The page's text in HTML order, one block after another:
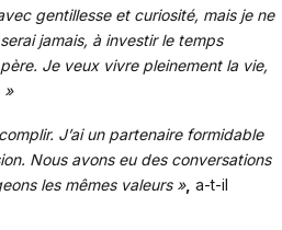
gentillesse et curiosité, mais je ne
jamais, à investir le temps
Je veux vivre pleinement la vie,
»
J’ai un partenaire formidable
Nous avons eu des conversations
les mêmes valeurs », a-t-il